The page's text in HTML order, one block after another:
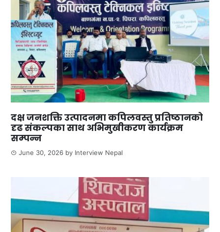
दक्ष जनशक्ति उत्पादनमा कपिलवस्तु प्रतिष्ठानको
दृढ संकल्पका साथ अभिमुखीकरण कार्यक्रम
सम्पन्न
June 30, 2026 by Interview Nepal